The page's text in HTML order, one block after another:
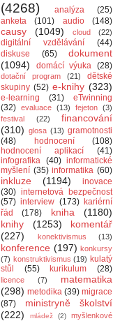
(4268)
analýza
(25)
anketa
(101) audio (148)
causy (1049) cloud (22)
digitální vzdělávání
(44)
diskuse
(65)
dokument
(1094)
domácí výuka (28)
dotační program (21)
dětské
skupiny (52) e-knihy (323)
e-learning (31)
eTwinning
(32) evaluace (13) fejeton (3)
festival
(22)
financování
(310) glosa (13) gramotnosti
(48)
hodnocení
(108)
hodnocení aplikací
(41)
infografika (40) informatické
myšlení (35) informatika (60)
inkluze (1194)
inovace
(30) internetová bezpečnost
(57) interview (173) kariérní
řád
(178) kniha
(1180)
knihy
(1253)
komentář
(227)
konektivismus (13)
konference (197) konkursy
(7) konstruktivismus (19) kulatý
stůl
(55) kurikulum (28)
licence (7)
matematika
(298) metodika (39) migrace
(87)
ministryně školství
(222)
mládež (2)
myšlenkové